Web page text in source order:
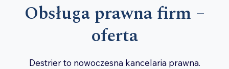
Obsługa prawna firm –
oferta
Destrier to nowoczesna kancelaria prawna.